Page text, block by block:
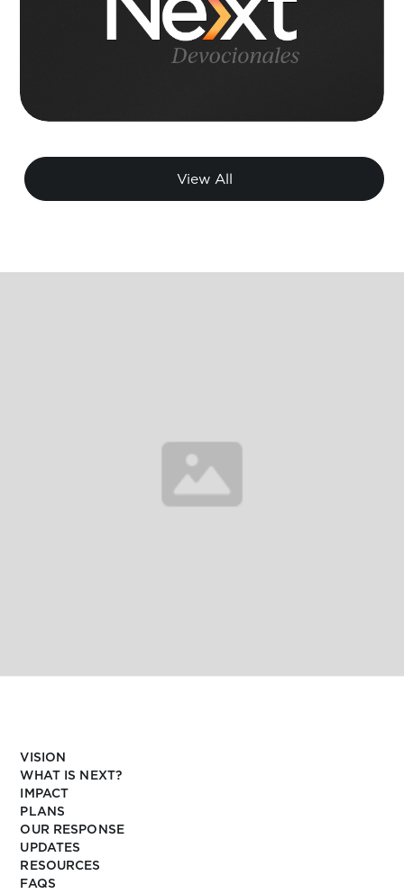
View All
VISION
WHAT IS NEXT?
IMPACT
PLANS
OUR RESPONSE
UPDATES
RESOURCES
FAQS